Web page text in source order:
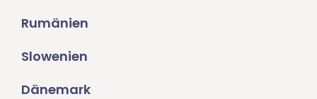
Rumänien
Slowenien
Dänemark